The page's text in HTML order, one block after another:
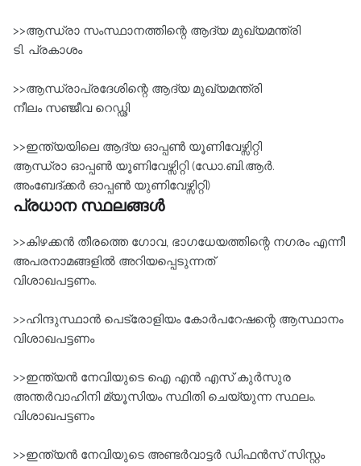
>>ആന്ധ്രാ സംസ്ഥാനത്തിന്റെ ആദ്യ മുഖ്യമന്ത്രി
ടി. പ്രകാശം
>>ആന്ധ്രാപ്രദേശിന്റെ ആദ്യ മുഖ്യമന്ത്രി
നീലം സഞ്ജീവ റെഡ്ഢി
>>ഇന്ത്യയിലെ ആദ്യ ഓപ്പണ്‍ യൂണിവേഴ്സിറ്റി
ആന്ധ്രാ ഓപ്പണ്‍ യൂണിവേഴ്സിറ്റി (ഡോ.ബി.ആര്‍.
അംബേദ്ക്കര്‍ ഓപ്പണ്‍ യുണിവേഴ്സിറ്റി)
പ്രധാന സ്ഥലങ്ങൾ
>>കിഴക്കന്‍ തീരത്തെ ഗോവ, ഭാഗധേയത്തിന്റെ നഗരം എന്നീ
അപരനാമങ്ങളില്‍ അറിയപ്പെടുന്നത്‌
വിശാഖപട്ടണം.
>>ഹിന്ദുസ്ഥാന്‍ പെട്രോളിയം കോര്‍പറേഷന്റെ ആസ്ഥാനം
വിശാഖപട്ടണം
>>ഇന്ത്യന്‍ നേവിയുടെ ഐ എന്‍ എസ്‌ കുര്‍സുര
അന്തര്‍വാഹിനി മ്യൂസിയം സ്ഥിതി ചെയ്യുന്ന സ്ഥലം.
വിശാഖപട്ടണം
>>ഇന്ത്യന്‍ നേവിയുടെ അണ്ടര്‍വാട്ടര്‍ ഡിഫന്‍സ്‌ സിസ്റ്റം